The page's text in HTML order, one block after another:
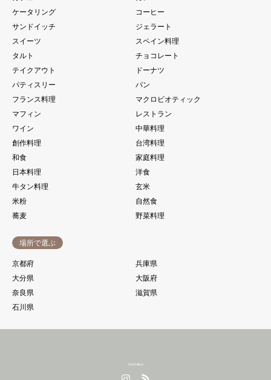
ケータリング
コーヒー
サンドイッチ
ジェラート
スイーツ
スペイン料理
タルト
チョコレート
テイクアウト
ドーナツ
パティスリー
パン
フランス料理
マクロビオティック
マフィン
レストラン
ワイン
中華料理
創作料理
台湾料理
和食
家庭料理
日本料理
洋食
牛タン料理
玄米
米粉
自然食
蕎麦
野菜料理
場所で選ぶ
京都府
兵庫県
大分県
大阪府
奈良県
滋賀県
石川県
REATABLE